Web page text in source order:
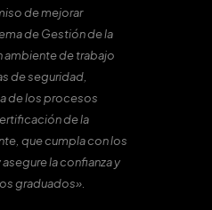
de mejorar
de Gestión de la
ambiente de trabajo
de seguridad,
de los procesos
de la
que cumpla con los
la confianza y
graduados».